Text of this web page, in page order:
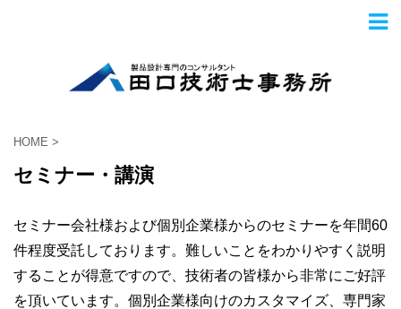
HOME >
セミナー・講演
セミナー会社様および個別企業様からのセミナーを年間60
件程度受託しております。難しいことをわかりやすく説明
することが得意ですので、技術者の皆様から非常にご好評
を頂いています。個別企業様向けのカスタマイズ、専門家